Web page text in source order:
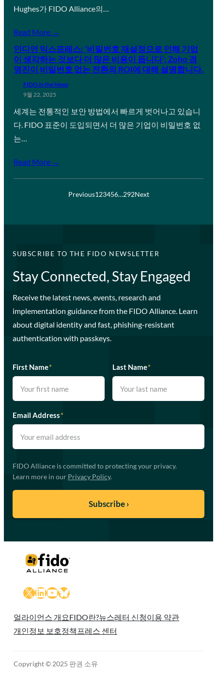
Hughes가 FIDO Alliance의…
Read More →
인디언 익스프레스: ‘비밀번호 재설정으로 인해 기업
이 생각하는 것보다 더 많은 비용이 듭니다’: Zoho 경
영진이 비밀번호 없는 전환의 ROI에 대해 설명합니다.
FIDO in the News
9월 22, 2025
세계는 전통적인 보안 방법에서 빠르게 벗어나고 있습니
다. FIDO 표준이 도입되면서 더 많은 기업이 비밀번호 없
는…
Read More →
Previous123456…292Next
SUBSCRIBE TO THE FIDO NEWSLETTER
Stay Connected, Stay Engaged
Receive the latest news, events, research and
implementation guidance from the FIDO Alliance. Learn
about digital identity and fast, phishing-resistant
authentication with passkeys.
First Name* Last Name*
Email Address*
FIDO Alliance is committed to protecting your privacy.
Learn more in our Privacy Policy.
X LinkedIn
YouTube
Bluesky
얼라이언스 개요FIDO란?뉴스레터 신청이용 약관
개인정보 보호정책 프레스 센터
Copyright © 2025 판권 소유